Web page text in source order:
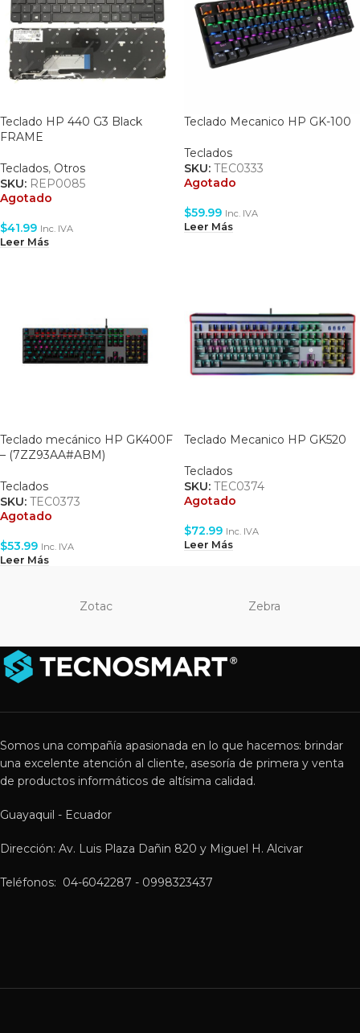
Teclado HP 440 G3 Black
FRAME
Teclados, Otros
SKU: REP0085
Agotado
$41.99 Inc. IVA
Leer Más
Teclado Mecanico HP GK-100
Teclados
SKU: TEC0333
Agotado
$59.99 Inc. IVA
Leer Más
Teclado mecánico HP GK400F
– (7ZZ93AA#ABM)
Teclados
SKU: TEC0373
Agotado
$53.99 Inc. IVA
Leer Más
Teclado Mecanico HP GK520
Teclados
SKU: TEC0374
Agotado
$72.99 Inc. IVA
Leer Más
Zotac Zebra
Somos una compañía apasionada en lo que hacemos: brindar
una excelente atención al cliente, asesoría de primera y venta
de productos informáticos de altísima calidad.
Guayaquil - Ecuador
Dirección: Av. Luis Plaza Dañin 820 y Miguel H. Alcivar
Teléfonos: 04-6042287 - 0998323437